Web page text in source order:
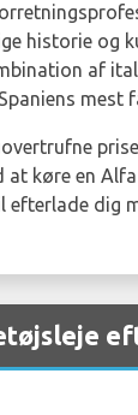
historie og
af
mest
at køre en
efterlade dig